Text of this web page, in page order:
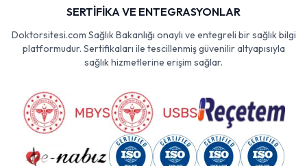
SERTİFİKA VE ENTEGRASYONLAR
Doktorsitesi.com Sağlık Bakanlığı onaylı ve entegreli bir sağlık bilgi
platformudur. Sertifikaları ile tescillenmiş güvenilir altyapısıyla
sağlık hizmetlerine erişim sağlar.